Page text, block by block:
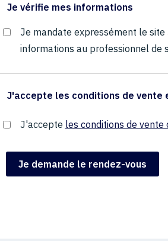
Je vérifie mes informations
Je mandate expressément le
informations au professionnel de
J'accepte les conditions de vente
J'accepte les conditions de